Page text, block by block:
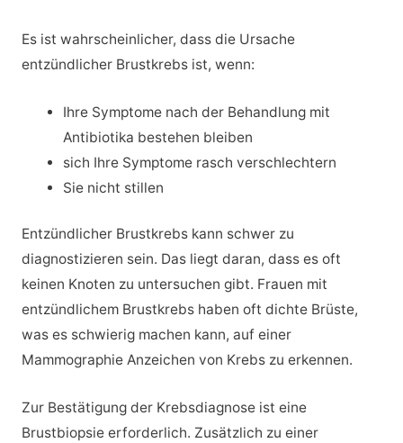
Es ist wahrscheinlicher, dass die Ursache
entzündlicher Brustkrebs ist, wenn:
Ihre Symptome nach der Behandlung mit
Antibiotika bestehen bleiben
sich Ihre Symptome rasch verschlechtern
Sie nicht stillen
Entzündlicher Brustkrebs kann schwer zu
diagnostizieren sein. Das liegt daran, dass es oft
keinen Knoten zu untersuchen gibt. Frauen mit
entzündlichem Brustkrebs haben oft dichte Brüste,
was es schwierig machen kann, auf einer
Mammographie Anzeichen von Krebs zu erkennen.
Zur Bestätigung der Krebsdiagnose ist eine
Brustbiopsie erforderlich. Zusätzlich zu einer